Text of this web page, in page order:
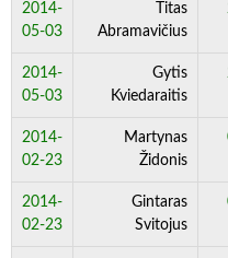
2014-
05-03
Titas
Abramavičius
2014-
05-03
Gytis
Kviedaraitis
2014-
02-23
Martynas
Židonis
2014-
02-23
Gintaras
Svitojus